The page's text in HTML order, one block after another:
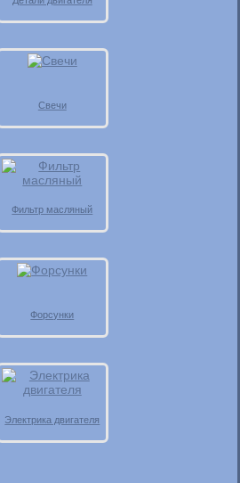
Свечи
Фильтр масляный
Форсунки
Электрика двигателя